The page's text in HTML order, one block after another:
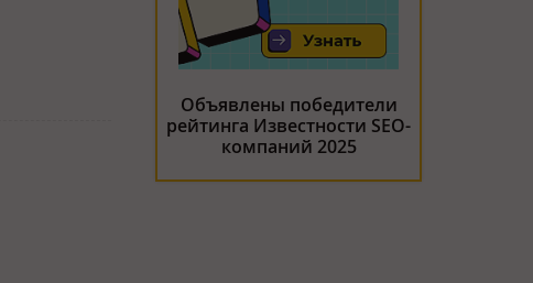
Объявлены победители
рейтинга Известности SEO-
компаний 2025